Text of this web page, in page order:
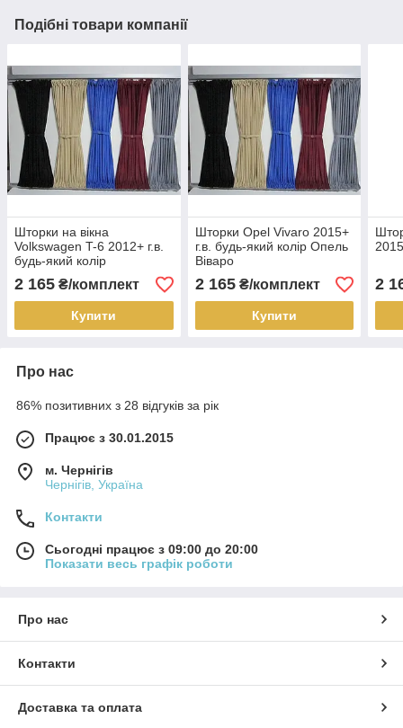
Подібні товари компанії
Шторки на вікна
Volkswagen T-6 2012+ г.в.
будь-який колір
2 165 ₴/комплект
Купити
Шторки Opel Vivaro 2015+
г.в. будь-який колір Опель
Віваро
2 165₴/комплект
Купити
2
Про нас
86% позитивних з 28 відгуків за рік
Працює з 30.01.2015
м. Чернігів
Чернігів, Україна
Контакти
Сьогодні працює з 09:00 до 20:00
Показати весь графік роботи
Про нас
Контакти
Доставка та оплата